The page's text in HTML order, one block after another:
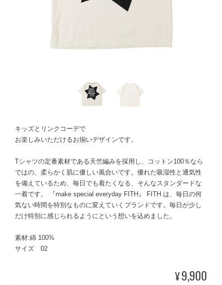
キッズとリンクコーデで
お楽しみいただけるお揃いデザインです。
Tシャツの定番素材である天竺編みを採用し、コットン100％なら
ではの、柔らかく肌に優しい風合いです。優れた吸湿性と通気性
を備えているため、毎日でも着たくなる、そんなスタンダードな
一着です。 『make special everyday FITH』 FITH は、毎日の何
気ない時間を特別なものに変えていくブランドです。毎日が少し
だけ特別に感じられるようにという想いを込めました。
素材:綿 100%
サイズ 02
¥9,900